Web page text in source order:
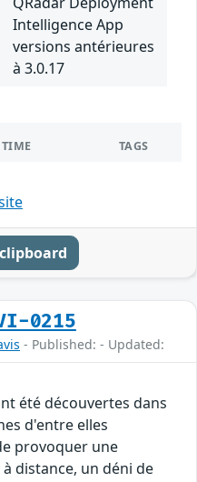
Intelligence App
versions antérieures
à 3.0.17
TAGS
0215
- Published: - Updated:
été découvertes dans
d'entre elles
provoquer une
distance, un déni de